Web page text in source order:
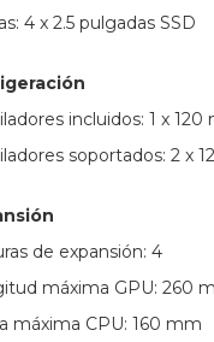
4 x 2.5 pulgadas SSD
incluidos: 1 x 120
soportados: 2 x
de expansión: 4
máxima GPU: 260
máxima CPU: 160 mm